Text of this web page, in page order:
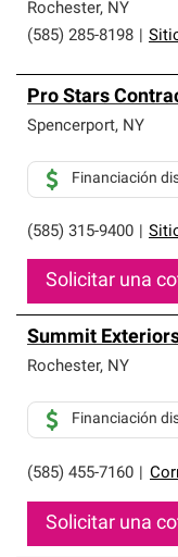
Rochester, NY
(585) 285-8198
Pro Stars
Spencerport, NY
(585) 315-9400
Financiación
Solicitar una
Summit
Rochester, NY
(585) 455-7160
Financiación
Solicitar una